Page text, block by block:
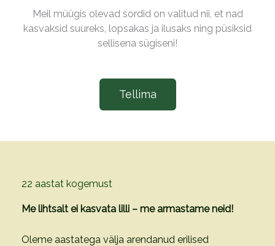
Meil müügis olevad sordid on valitud nii, et nad
kasvaksid suureks, lopsakas ja ilusaks ning püsiksid
sellisena sügiseni!
Tellima
22 aastat kogemust
Me lihtsalt ei kasvata lilli – me armastame neid!
Oleme aastatega välja arendanud erilised